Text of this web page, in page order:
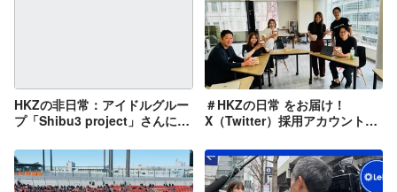
HKZの非日常：アイドルグルー
プ「Shibu3 project」さんにイ
た！
＃HKZの日常 をお届け！
X（Twitter）採用アカウントの